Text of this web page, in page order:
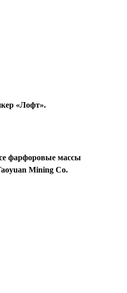
«Лофт».
фарфоровые массы
Mining Co.